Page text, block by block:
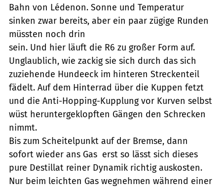
Bahn von Lédenon. Sonne und Temperatur
sinken zwar bereits, aber ein paar zügige Runden
müssten noch drin
sein. Und hier läuft die R6 zu großer Form auf.
Unglaublich, wie zackig sie sich durch das sich
zuziehende Hundeeck im hinteren Streckenteil
fädelt. Auf dem Hinterrad über die Kuppen fetzt
und die Anti-Hopping-Kupplung vor Kurven selbst
wüst heruntergeklopften Gängen den Schrecken
nimmt.
Bis zum Scheitelpunkt auf der Bremse, dann
sofort wieder ans Gas  erst so lässt sich dieses
pure Destillat reiner Dynamik richtig auskosten.
Nur beim leichten Gas wegnehmen während einer